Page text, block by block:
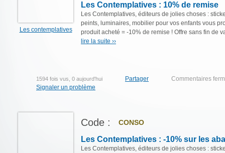
Les contemplatives
Les Contemplatives : 10% de remise
Les Contemplatives, éditeurs de jolies choses :
peints, luminaires, mobilier pour vos enfants vous
produit acheté = -10% de remise ! Offre sans fin de
lire la suite ››
1594 fois vus, 0 aujourd'hui Partager
Commentaires
Signaler un problème
Code : CONSO
Les Contemplatives : -10% sur les
Les Contemplatives, éditeurs de jolies choses :